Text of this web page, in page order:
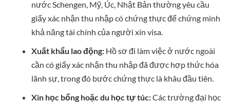
nước Schengen, Mỹ, Úc, Nhật Bản thường yêu cầu
giấy xác nhận thu nhập có chứng thực để chứng minh
khả năng tài chính của người xin visa.
Xuất khẩu lao động:Hồ sơ đi làm việc ở nước ngoài
cần có giấy xác nhận thu nhập đã được hợp thức hóa
lãnh sự, trong đó bước chứng thực là khâu đầu tiên.
Xin học bổng hoặc du học tự túc:Các trường đại học